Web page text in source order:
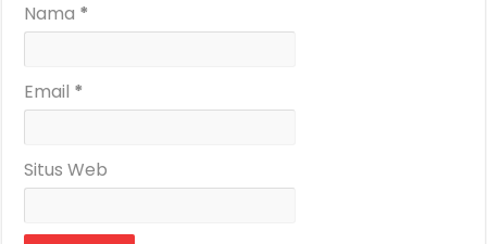
Nama *
Email *
Situs Web